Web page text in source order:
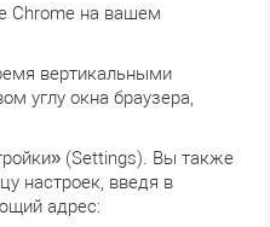
Chrome на вашем
вертикальными
углу окна браузера,
(Settings). Вы также
настроек, введя в
адрес: